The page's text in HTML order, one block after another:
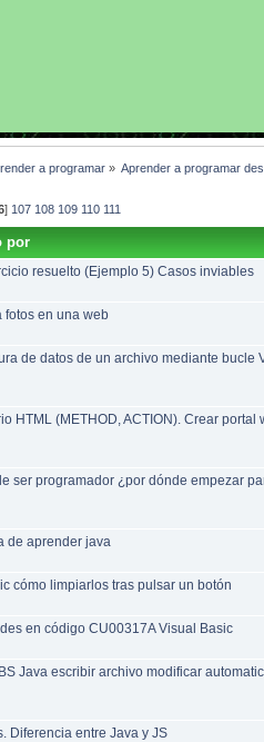
a programar» Aprender a programar
] 107 108 109 110 111
por
resuelto (Ejemplo 5) Casos inviables
fotos en una web
de datos de un archivo mediante bucle
HTML (METHOD, ACTION). Crear portal
ser programador ¿por dónde empezar
de aprender java
cómo limpiarlos tras pulsar un botón
en código CU00317A Visual Basic
Java escribir archivo modificar
Diferencia entre Java y JS